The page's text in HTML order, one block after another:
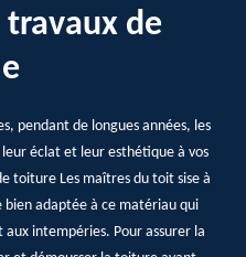
travaux de
pendant de longues années, les
éclat et leur esthétique à vos
toiture Les maîtres du toit sise à
bien adaptée à ce matériau qui
intempéries. Pour assurer la